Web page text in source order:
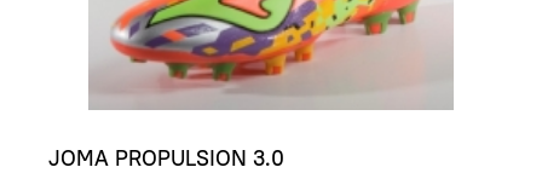
JOMA PROPULSION 3.0